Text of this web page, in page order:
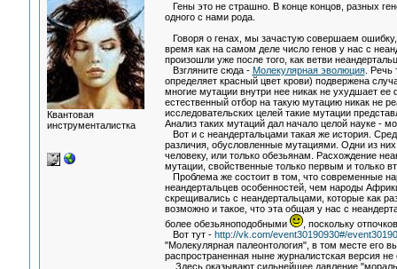
Квантовая
инструменталистка
Гены это не страшно. В конце концов, разных
одного с нами рода.
Говоря о генах, мы зачастую совершаем ошибку,
время как на самом деле число генов у нас с
произошли уже после того, как ветви
Взгляните сюда - Молекулярная эволюция. Речь
определяет красный цвет крови) подвержена
многие мутации внутри нее никак не ухудшает
естественный отбор на такую мутацию никак не
исследовательских целей такие мутации
Анализ таких мутаций дал начало целой науке -
Вот и с неандертальцами такая же история.
различия, обусловленные мутациями. Одни из
человеку, или только обезьянам. Расхождение
мутации, свойственные только первым и только
Проблема же состоит в том, что современные
неандертальцев особенностей, чем народы
скрещивались с неандертальцами, которые как
возможно и такое, что эта общая у нас с
более обезьяноподобными
, поскольку
Вот тут - http://vk.com/event30190930#/
"Молекулярная палеонтология", в том месте его
распространенная ныне журналистская версия не
Здесь оказывают сильнейшее давление